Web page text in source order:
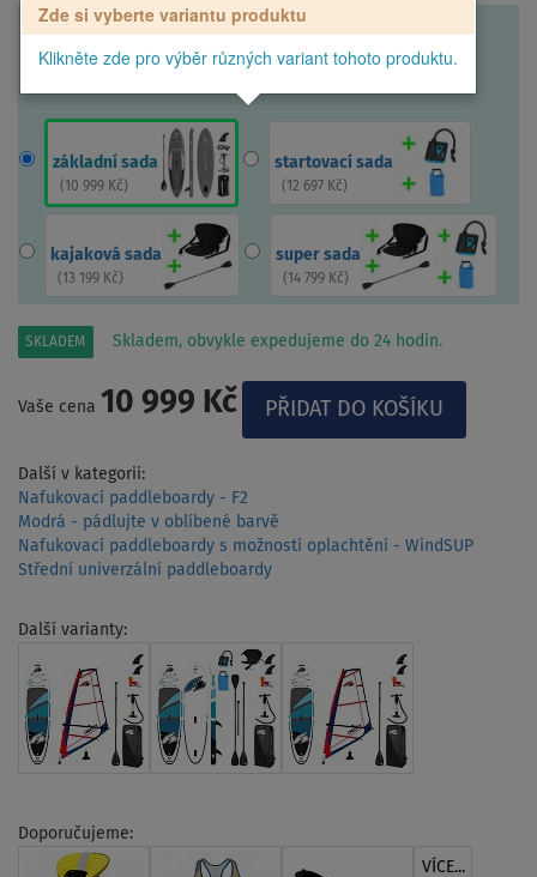
Zde si vyberte variantu produktu
Klikněte zde pro výběr různých variant tohoto produktu.
základní sada
( 10 999 Kč)
startovací sada
( 12 697 Kč)
kajaková sada
( 13 199 Kč)
super sada
( 14 799 Kč)
SKLADEM Skladem, obvykle expedujeme do 24 hodin.
Vaše cena 10 999 Kč
Další v kategorii:
Nafukovací paddleboardy - F2
Modrá - pádlujte v oblíbené barvě
Nafukovací paddleboardy s možností oplachtění - WindSUP
Střední univerzální paddleboardy
Další varianty:
Doporučujeme:
VÍCE...